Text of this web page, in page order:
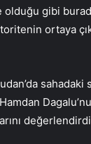
olduğu gibi
ortaya
sahadaki